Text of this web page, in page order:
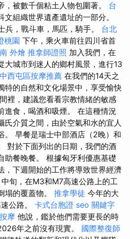
，被數千個粘土人物包圍著。 台
文組織世界遺產遺址的一部分。
兵，戰斗車，馬匹，騎手。 台北
桃園 下午，乘火車前往四川省首
外燴 推拿師證照 加入我們，在
大城市到迷人的鄉村風景，進行13
西屯區按摩推薦 在我們的14天之
特的自然和文化場景中，享受愉快
裡，建議您看看宗教情緒的敏感
進食，喝酒和吸煙。 在這種情況
氏介質之間，由於空氣和水的宜人
。 早餐是瑞士中部酒店（2晚）和
對於下面列出的日期，我們的酒
助餐晚餐。 根據匈牙利優惠基礎
，下週開始的工作將導致世界經濟
旬，在M3和M7高速公路上的工
塌的覆蓋物。 推拿學徒 今年的大
公路。 卡式台胞證 seo 關鍵字
摩 他說，鑑於他們需要更長的時
年之前沒有現實。 國際整復師